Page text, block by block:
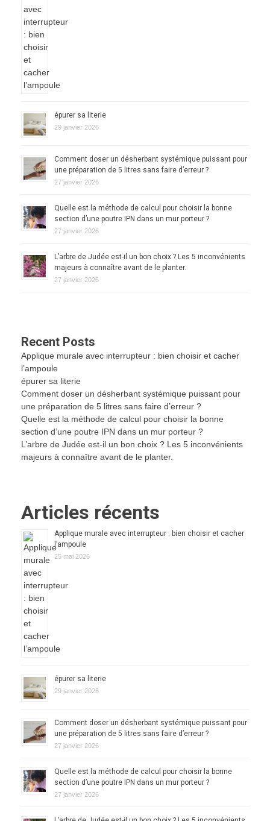
épurer sa literie
29 janvier 2026
Comment doser un désherbant systémique puissant pour
une préparation de 5 litres sans faire d’erreur ?
27 janvier 2026
Quelle est la méthode de calcul pour choisir la bonne
section d’une poutre IPN dans un mur porteur ?
27 janvier 2026
L’arbre de Judée est-il un bon choix ? Les 5 inconvénients
majeurs à connaître avant de le planter.
27 janvier 2026
Recent Posts
Applique murale avec interrupteur : bien choisir et cacher
l’ampoule
épurer sa literie
Comment doser un désherbant systémique puissant pour
une préparation de 5 litres sans faire d’erreur ?
Quelle est la méthode de calcul pour choisir la bonne
section d’une poutre IPN dans un mur porteur ?
L’arbre de Judée est-il un bon choix ? Les 5 inconvénients
majeurs à connaître avant de le planter.
Articles récents
Applique murale avec interrupteur : bien choisir et cacher
l’ampoule
25 mai 2026
épurer sa literie
29 janvier 2026
Comment doser un désherbant systémique puissant pour
une préparation de 5 litres sans faire d’erreur ?
27 janvier 2026
Quelle est la méthode de calcul pour choisir la bonne
section d’une poutre IPN dans un mur porteur ?
27 janvier 2026